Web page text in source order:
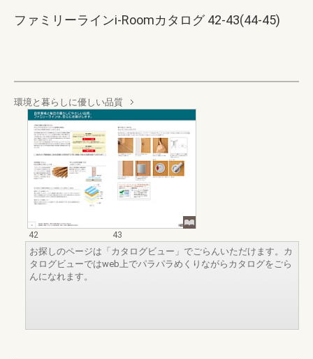
ファミリーラインi-Roomカタログ 42-43(44-45)
環境と暮らしに優しい品質
42
43
お探しのページは「カタログビュー」でごらんいただけます。カ
タログビューではweb上でパラパラめくりながらカタログをごら
んになれます。